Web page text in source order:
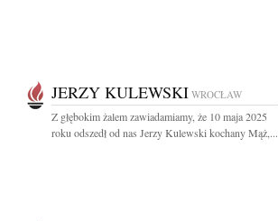
JERZY KULEWSKI WROCŁAW
Z głębokim żalem zawiadamiamy, że 10 maja 2025
roku odszedł od nas Jerzy Kulewski kochany Mąż,...